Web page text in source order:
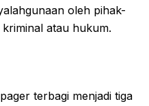
oleh pihak-
atau hukum.
terbagi menjadi tiga